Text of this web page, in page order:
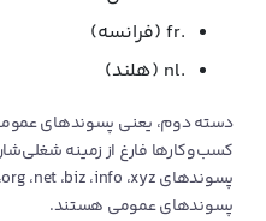
.fr (فرانسه)
.nl (هلند)
دسته دوم، یعنی پسوندهای
کسب‌وکارها فارغ از زمینه
پسوندهای عمومی هستند.